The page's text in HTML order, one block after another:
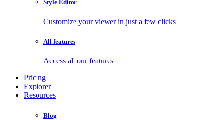
Style Editor
Customize your viewer in just a few clicks
All features
Access all our features
Pricing
Explorer
Resources
Blog